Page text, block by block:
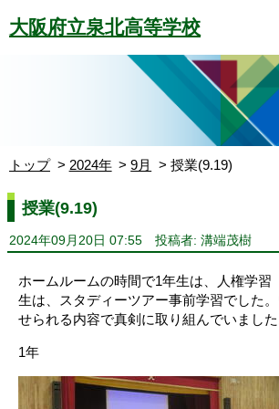
大阪府立泉北高等学校
トップ 2024年 9月 授業(9.19)
授業(9.19)
2024年09月20日 07:55 投稿者: 溝端茂樹
ホームルームの時間で1年生は、人権学習
生は、スタディーツアー事前学習でした
せられる内容で真剣に取り組んでいました
1年